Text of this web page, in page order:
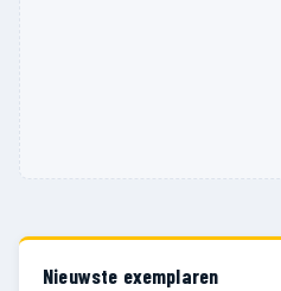
Nieuwste exemplaren